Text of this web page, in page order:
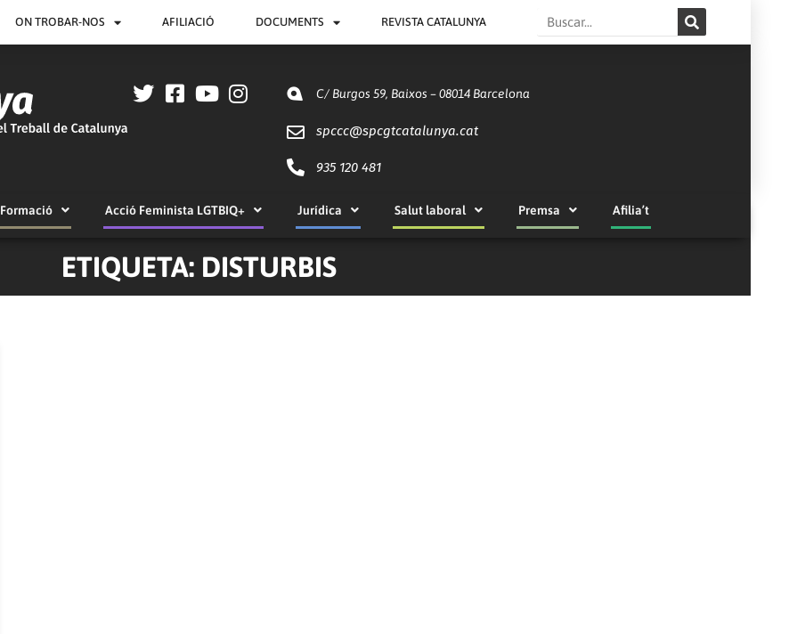
ON TROBAR-NOS AFILIACIÓ DOCUMENTS REVISTA CATALUNYA Search
C/ Burgos 59, Baixos – 08014 Barcelona
spccc@spcgtcatalunya.cat
935 120 481
Formació Acció Feminista LGTBIQ+ Jurídica Salut laboral Premsa Afilia’t
ETIQUETA: DISTURBIS